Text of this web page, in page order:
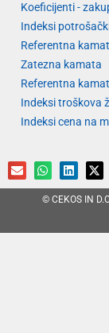
Koeficijenti -
Indeksi
Referentna
Zatezna kamata
Referentna
Indeksi troškova
Indeksi cena na
© CEKOS IN